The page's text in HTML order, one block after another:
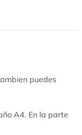
puedes
A4. En la parte